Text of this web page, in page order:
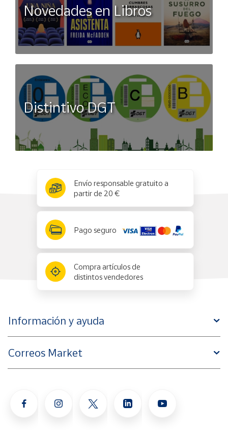
Novedades en Libros
Distintivo DGT
Envío responsable gratuito a
partir de 20 €
Pago seguro
Compra artículos de
distintos vendedores
Información y ayuda
Correos Market